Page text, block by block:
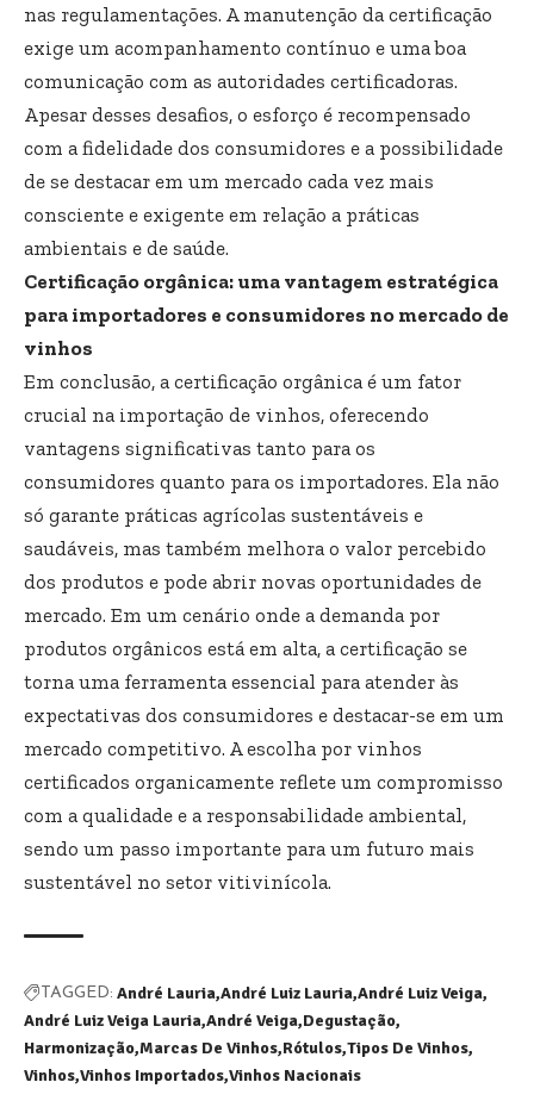
nas regulamentações. A manutenção da certificação
exige um acompanhamento contínuo e uma boa
comunicação com as autoridades certificadoras.
Apesar desses desafios, o esforço é recompensado
com a fidelidade dos consumidores e a possibilidade
de se destacar em um mercado cada vez mais
consciente e exigente em relação a práticas
ambientais e de saúde.
Certificação orgânica: uma vantagem estratégica
para importadores e consumidores no mercado de
vinhos
Em conclusão, a certificação orgânica é um fator
crucial na importação de vinhos, oferecendo
vantagens significativas tanto para os
consumidores quanto para os importadores. Ela não
só garante práticas agrícolas sustentáveis e
saudáveis, mas também melhora o valor percebido
dos produtos e pode abrir novas oportunidades de
mercado. Em um cenário onde a demanda por
produtos orgânicos está em alta, a certificação se
torna uma ferramenta essencial para atender às
expectativas dos consumidores e destacar-se em um
mercado competitivo. A escolha por vinhos
certificados organicamente reflete um compromisso
com a qualidade e a responsabilidade ambiental,
sendo um passo importante para um futuro mais
sustentável no setor vitivinícola.
TAGGED: André Lauria André Luiz Lauria André Luiz Veiga
André Luiz Veiga Lauria André Veiga Degustação
Harmonização Marcas De Vinhos Rótulos Tipos De Vinhos
Vinhos Vinhos Importados Vinhos Nacionais